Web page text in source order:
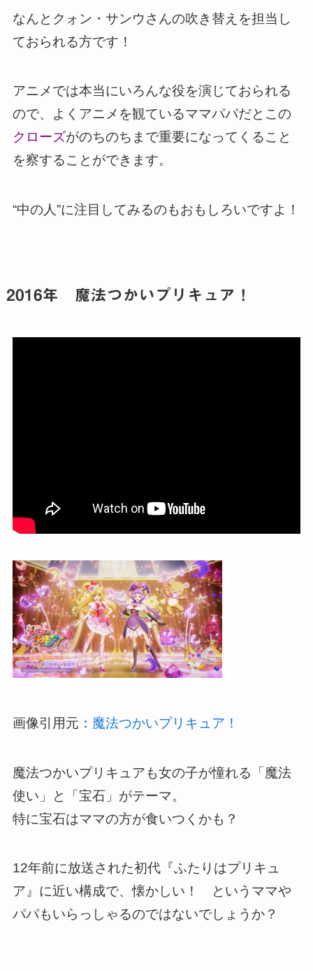
なんとクォン・サンウさんの吹き替えを担当し
ておられる方です！
アニメでは本当にいろんな役を演じておられる
ので、よくアニメを観ているママパパだとこの
クローズがのちのちまで重要になってくること
を察することができます。
“中の人”に注目してみるのもおもしろいですよ！
2016年 魔法つかいプリキュア！
画像引用元： 魔法つかいプリキュア！
魔法つかいプリキュアも女の子が憧れる「魔法
使い」と「宝石」がテーマ。
特に宝石はママの方が食いつくかも？
12年前に放送された初代『ふたりはプリキュ
ア』に近い構成で、懐かしい！ というママや
パパもいらっしゃるのではないでしょうか？